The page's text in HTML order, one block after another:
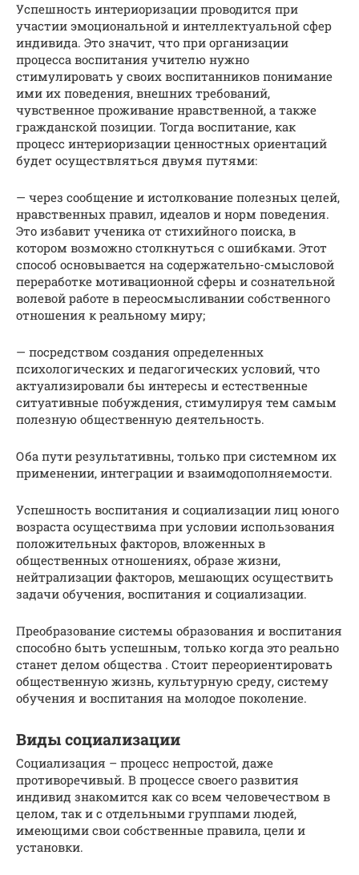
Успешность интериоризации проводится при
участии эмоциональной и интеллектуальной сфер
индивида. Это значит, что при организации
процесса воспитания учителю нужно
стимулировать у своих воспитанников понимание
ими их поведения, внешних требований,
чувственное проживание нравственной, а также
гражданской позиции. Тогда воспитание, как
процесс интериоризации ценностных ориентаций
будет осуществляться двумя путями:
— через сообщение и истолкование полезных целей,
нравственных правил, идеалов и норм поведения.
Это избавит ученика от стихийного поиска, в
котором возможно столкнуться с ошибками. Этот
способ основывается на содержательно-смысловой
переработке мотивационной сферы и сознательной
волевой работе в переосмысливании собственного
отношения к реальному миру;
— посредством создания определенных
психологических и педагогических условий, что
актуализировали бы интересы и естественные
ситуативные побуждения, стимулируя тем самым
полезную общественную деятельность.
Оба пути результативны, только при системном их
применении, интеграции и взаимодополняемости.
Успешность воспитания и социализации лиц юного
возраста осуществима при условии использования
положительных факторов, вложенных в
общественных отношениях, образе жизни,
нейтрализации факторов, мешающих осуществить
задачи обучения, воспитания и социализации.
Преобразование системы образования и воспитания
способно быть успешным, только когда это реально
станет делом общества . Стоит переориентировать
общественную жизнь, культурную среду, систему
обучения и воспитания на молодое поколение.
Виды социализации
Социализация – процесс непростой, даже
противоречивый. В процессе своего развития
индивид знакомится как со всем человечеством в
целом, так и с отдельными группами людей,
имеющими свои собственные правила, цели и
установки.